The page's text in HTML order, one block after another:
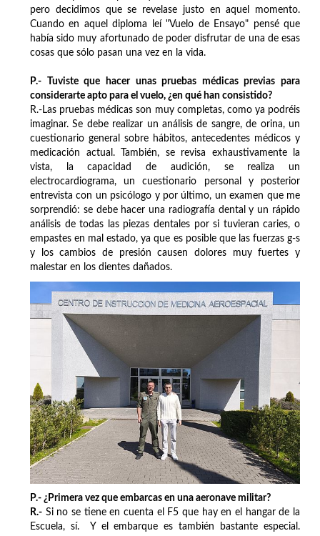
pero decidimos que se revelase justo en aquel momento.
Cuando en aquel diploma leí "Vuelo de Ensayo" pensé que
había sido muy afortunado de poder disfrutar de una de esas
cosas que sólo pasan una vez en la vida.
P.- Tuviste que hacer unas pruebas médicas previas para
considerarte apto para el vuelo, ¿en qué han consistido?
R.-Las pruebas médicas son muy completas, como ya podréis
imaginar. Se debe realizar un análisis de sangre, de orina, un
cuestionario general sobre hábitos, antecedentes médicos y
medicación actual. También, se revisa exhaustivamente la
vista, la capacidad de audición, se realiza un
electrocardiograma, un cuestionario personal y posterior
entrevista con un psicólogo y por último, un examen que me
sorprendió: se debe hacer una radiografía dental y un rápido
análisis de todas las piezas dentales por si tuvieran caries, o
empastes en mal estado, ya que es posible que las fuerzas g-s
y los cambios de presión causen dolores muy fuertes y
malestar en los dientes dañados.
P.- ¿Primera vez que embarcas en una aeronave militar?
R.- Si no se tiene en cuenta el F5 que hay en el hangar de la
Escuela, sí. Y el embarque es también bastante especial.